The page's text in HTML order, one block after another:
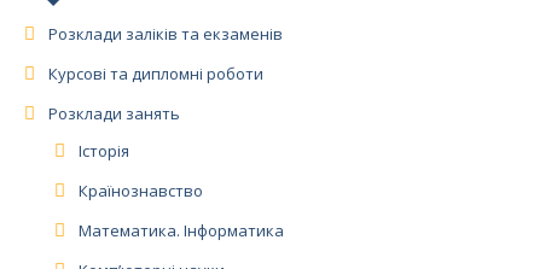
Розклади заліків та екзаменів
Курсові та дипломні роботи
Розклади занять
Історія
Країнознавство
Математика. Інформатика